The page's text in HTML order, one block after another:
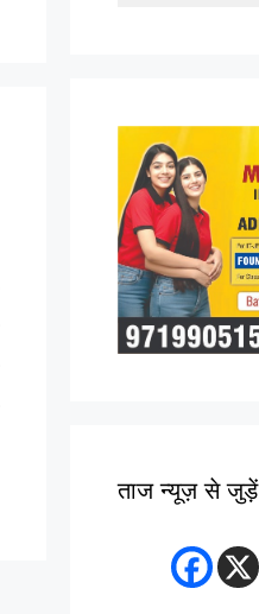
ताज न्यूज़ से जुड़ें